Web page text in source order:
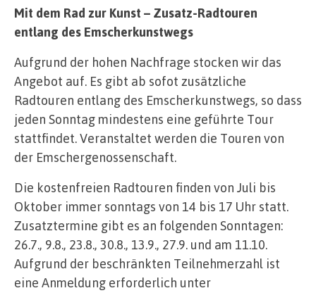
Mit dem Rad zur Kunst – Zusatz-Radtouren
entlang des Emscherkunstwegs
Aufgrund der hohen Nachfrage stocken wir das
Angebot auf. Es gibt ab sofot zusätzliche
Radtouren entlang des Emscherkunstwegs, so dass
jeden Sonntag mindestens eine geführte Tour
stattfindet. Veranstaltet werden die Touren von
der Emschergenossenschaft.
Die kostenfreien Radtouren finden von Juli bis
Oktober immer sonntags von 14 bis 17 Uhr statt.
Zusatztermine gibt es an folgenden Sonntagen:
26.7., 9.8., 23.8., 30.8., 13.9., 27.9. und am 11.10.
Aufgrund der beschränkten Teilnehmerzahl ist
eine Anmeldung erforderlich unter